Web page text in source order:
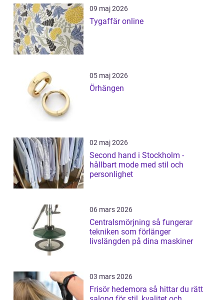
09 maj 2026
Tygaffär online
05 maj 2026
Örhängen
02 maj 2026
Second hand i Stockholm -
hållbart mode med stil och
personlighet
06 mars 2026
Centralsmörjning så fungerar
tekniken som förlänger
livslängden på dina maskiner
03 mars 2026
Frisör hedemora så hittar du rätt